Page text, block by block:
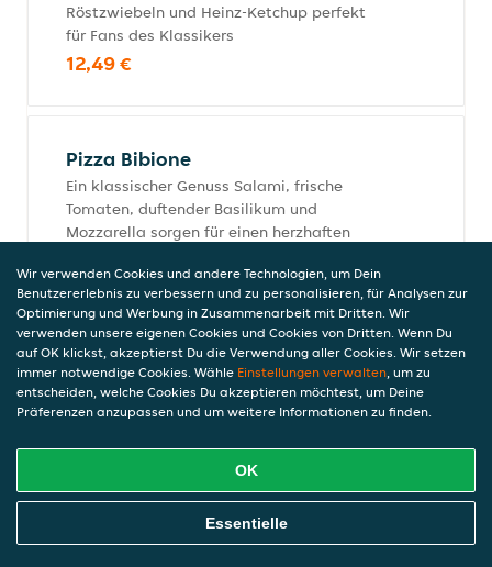
Röstzwiebeln und Heinz-Ketchup perfekt
für Fans des Klassikers
12,49 €
Pizza Bibione
Ein klassischer Genuss Salami, frische
Tomaten, duftender Basilikum und
Mozzarella sorgen für einen herzhaften
12,90 €
Pizza Hawaii
Süß trifft herzhaft Saftiger Schinken und
goldbraun gebackenen Pizza ein Klassiker
für alle Geschmacksliebhaber.
12,49 €
Online Essen Bestellen
Wir verwenden Cookies und andere Technologien, um Dein
Benutzererlebnis zu verbessern und zu personalisieren, für Analysen zur
Optimierung und Werbung in Zusammenarbeit mit Dritten. Wir
verwenden unsere eigenen Cookies und Cookies von Dritten. Wenn Du
auf OK klickst, akzeptierst Du die Verwendung aller Cookies. Wir setzen
immer notwendige Cookies. Wähle Einstellungen verwalten, um zu
entscheiden, welche Cookies Du akzeptieren möchtest, um Deine
Präferenzen anzupassen und um weitere Informationen zu finden.
OK
Essentielle